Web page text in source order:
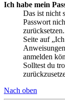
Ich habe mein
Das ist nicht
Passwort
Seite auf
anmelden
Solltest du
Nach oben